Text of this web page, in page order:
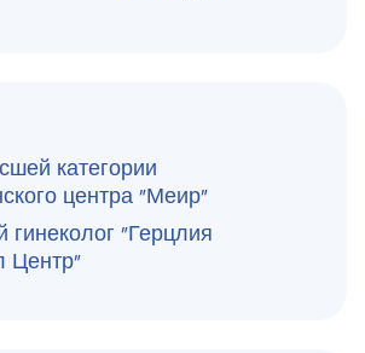
категории
центра "Меир"
гинеколог "Герцлия
Центр"